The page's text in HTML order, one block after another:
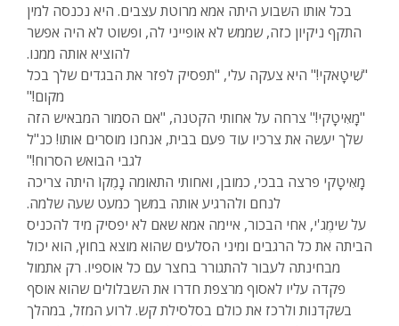
בכל אותו השבוע היתה אמא מרוטת עצבים. היא נכנסה למין
התקף ניקיון כזה, שממש לא אופייני לה, ופשוט לא היה אפשר
להוציא אותה ממנו.
"שִׁיטָאקי!" היא צעקה עלי, "תפסיק לפזר את הבגדים שלך בכל
מקום!"
"מָאִיטָקי!" צרחה על אחותי הקטנה, "אם הסמור המבאיש הזה
שלך יעשה את צרכיו עוד פעם בבית, אנחנו מוסרים אותו! כנ"ל
לגבי הבואש הסרוח!"
מָאִיטָקי פרצה בבכי, כמובן, ואחותי התאומה נָמֶקוֹ היתה צריכה
לנחם ולהרגיע אותה במשך כמעט שעה שלמה.
על שימֶג'י, אחי הבכור, איימה אמא שאם לא יפסיק מיד להכניס
הביתה את כל הרגבים ומיני הסלעים שהוא מוצא בחוץ, הוא יכול
מבחינתה לעבור להתגורר בחצר עם כל אוספיו. רק אתמול
פקדה עליו לאסוף מרצפת חדרו את השבלולים שהוא אוסף
בשקדנות ולרכז את כולם בסלסילת קש. לרוע המזל, במהלך